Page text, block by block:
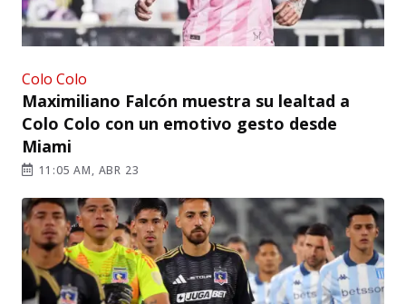
Colo Colo
Maximiliano Falcón muestra su lealtad a
Colo Colo con un emotivo gesto desde
Miami
11:05 AM, ABR 23